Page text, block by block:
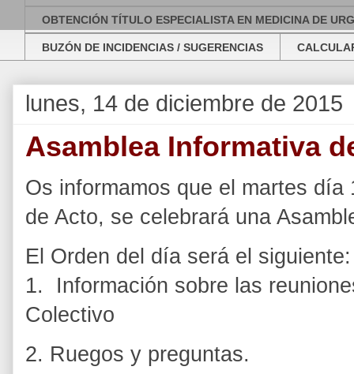
OBTENCIÓN TÍTULO ESPECIALISTA EN MEDICINA DE
BUZÓN DE INCIDENCIAS / SUGERENCIAS
lunes, 14 de diciembre de 2015
Asamblea Informativa
Os informamos que el martes
de Acto, se celebrará una
El Orden del día será el siguiente:
1. Información sobre las
Colectivo
2. Ruegos y